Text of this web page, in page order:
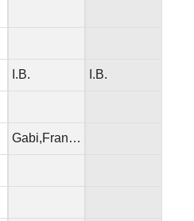
I.B.
Gabi,Fran…
I.B.